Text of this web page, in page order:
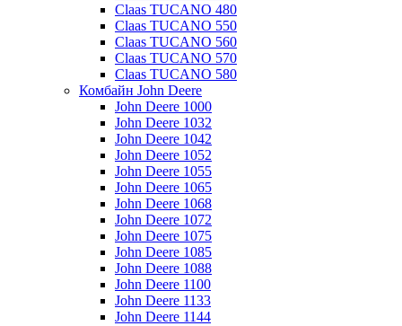
Claas TUCANO 480
Claas TUCANO 550
Claas TUCANO 560
Claas TUCANO 570
Claas TUCANO 580
Комбайн John Deere
John Deere 1000
John Deere 1032
John Deere 1042
John Deere 1052
John Deere 1055
John Deere 1065
John Deere 1068
John Deere 1072
John Deere 1075
John Deere 1085
John Deere 1088
John Deere 1100
John Deere 1133
John Deere 1144